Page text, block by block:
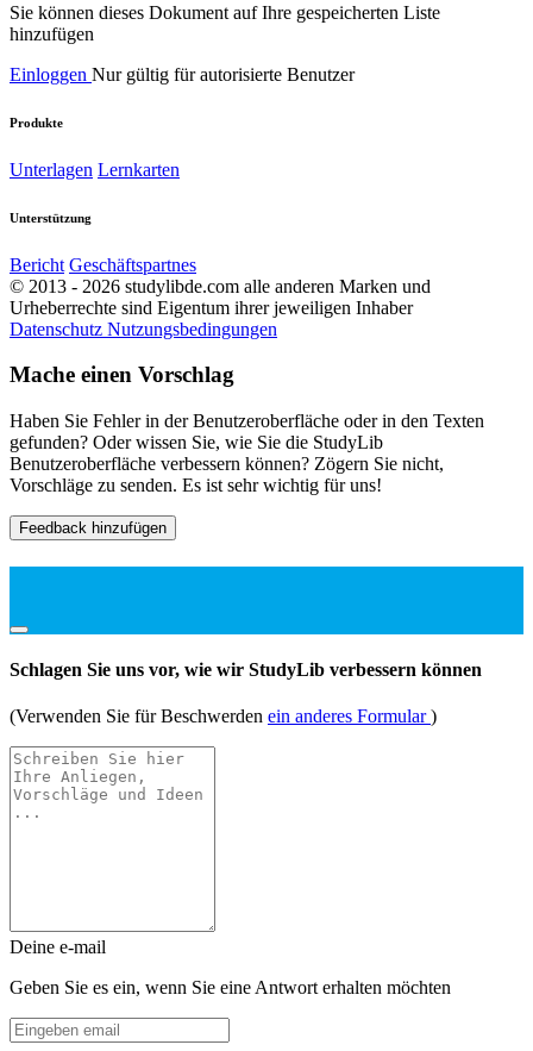
Sie können dieses Dokument auf Ihre gespeicherten Liste
hinzufügen
Einloggen Nur gültig für autorisierte Benutzer
Produkte
Unterlagen Lernkarten
Unterstützung
Bericht Geschäftspartnes
© 2013 - 2026 studylibde.com alle anderen Marken und
Urheberrechte sind Eigentum ihrer jeweiligen Inhaber
Datenschutz Nutzungsbedingungen
Mache einen Vorschlag
Haben Sie Fehler in der Benutzeroberfläche oder in den Texten
gefunden? Oder wissen Sie, wie Sie die StudyLib
Benutzeroberfläche verbessern können? Zögern Sie nicht,
Vorschläge zu senden. Es ist sehr wichtig für uns!
Feedback hinzufügen
Schlagen Sie uns vor, wie wir StudyLib verbessern können
(Verwenden Sie für Beschwerden ein anderes Formular)
Deine e-mail
Geben Sie es ein, wenn Sie eine Antwort erhalten möchten